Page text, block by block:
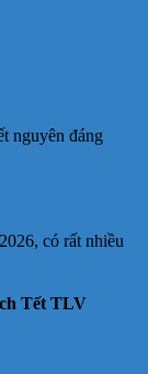
nguyên đáng
có rất nhiều